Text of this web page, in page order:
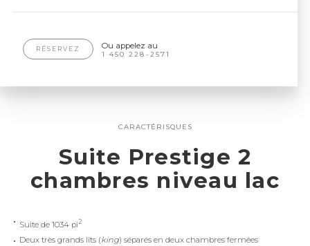
RÉSERVEZ Ou appelez au
1 450 228-2571
CARACTÉRISQUES
Suite Prestige 2
chambres niveau lac
Suite de 1034 pi2
Deux très grands lits (king) séparés en deux chambres fermées